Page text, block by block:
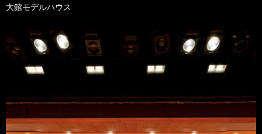
大館モデルハウス